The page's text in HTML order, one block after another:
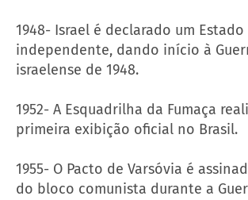
1948- Israel é declarado um Estado
independente, dando início à
israelense de 1948.
1952- A Esquadrilha da Fumaça
primeira exibição oficial no Brasil.
1955- O Pacto de Varsóvia é
do bloco comunista durante a